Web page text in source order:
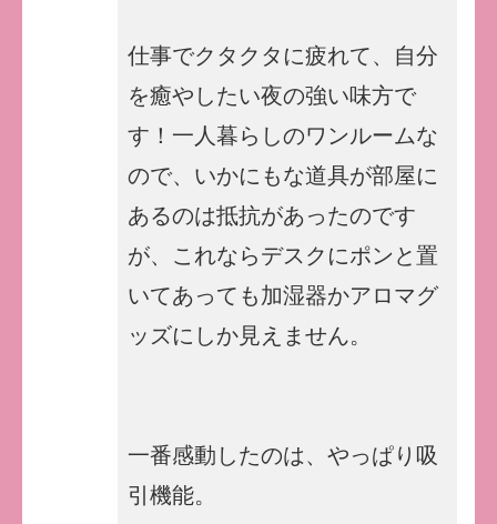
仕事でクタクタに疲れて、自分
を癒やしたい夜の強い味方で
す！一人暮らしのワンルームな
ので、いかにもな道具が部屋に
あるのは抵抗があったのです
が、これならデスクにポンと置
いてあっても加湿器かアロマグ
ッズにしか見えません。
一番感動したのは、やっぱり吸
引機能。